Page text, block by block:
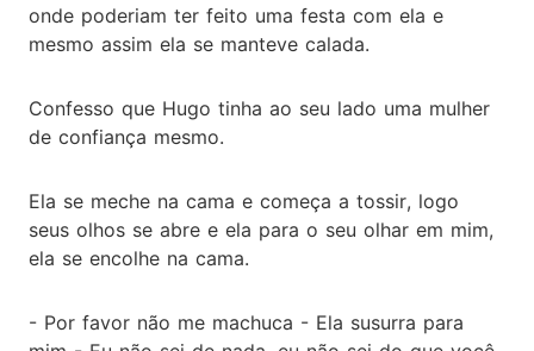
onde poderiam ter feito uma festa com ela e
mesmo assim ela se manteve calada.
Confesso que Hugo tinha ao seu lado uma mulher
de confiança mesmo.
Ela se meche na cama e começa a tossir, logo
seus olhos se abre e ela para o seu olhar em mim,
ela se encolhe na cama.
- Por favor não me machuca - Ela susurra para